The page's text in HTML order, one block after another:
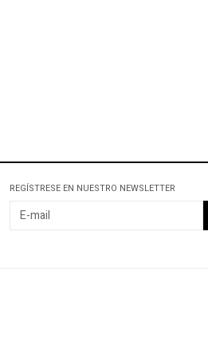
REGÍSTRESE EN NUESTRO NEWSLETTER